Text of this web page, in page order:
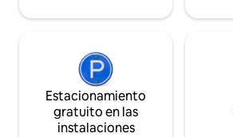
Estacionamiento
gratuito en las
instalaciones